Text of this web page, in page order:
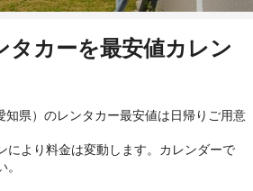
タカーを最安値カレン
県）のレンタカー最安値は日帰り ご用意
により料金は変動します。カレンダーで